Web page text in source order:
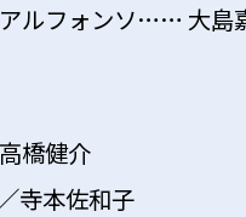
ルフォンソ…… 大島
橋健介
寺本佐和子